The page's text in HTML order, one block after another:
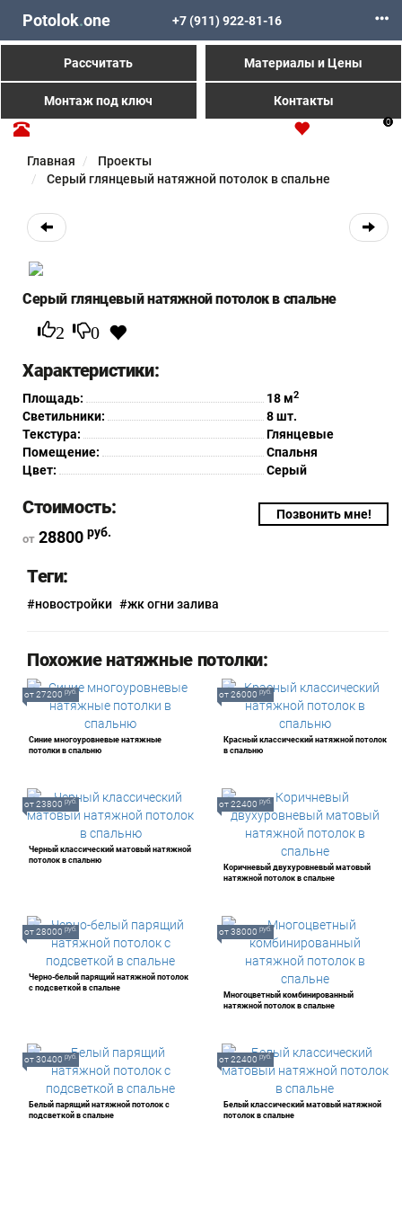
Potolok.one +7 (911) 922-81-16
Рассчитать Материалы и Цены
Монтаж под ключ Контакты
0
Главная
Проекты
Серый глянцевый натяжной потолок в спальне
Серый глянцевый натяжной потолок в спальне
2
0
Характеристики:
Площадь: 18 м2
Светильники:
8 шт.
Текстура:
Глянцевые
Помещение:
Спальня
Цвет:
Серый
Стоимость:
от 28800 руб.
Позвонить мне!
Теги:
#новостройки #жк огни залива
Похожие натяжные потолки:
Синие многоуровневые натяжные
потолки в спальню
от 27200 руб.
Красный классический натяжной потолок
в спальню
от 26000 руб.
Черный классический матовый натяжной
потолок в спальню
от 23800 руб.
Коричневый двухуровневый матовый
натяжной потолок в спальне
от 22400 руб.
Черно-белый парящий натяжной потолок
с подсветкой в спальне
от 28000 руб.
Многоцветный комбинированный
натяжной потолок в спальне
от 38000 руб.
Белый парящий натяжной потолок с
подсветкой в спальне
от 30400 руб.
Белый классический матовый натяжной
потолок в спальне
от 22400 руб.